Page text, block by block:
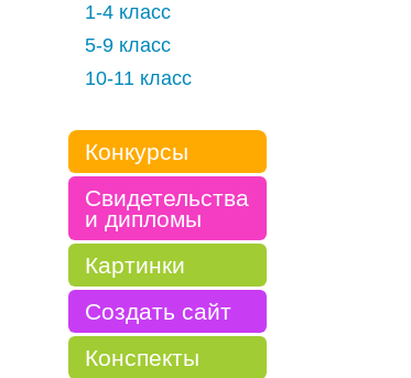
1-4 класс
5-9 класс
10-11 класс
Конкурсы
Свидетельства
и дипломы
Картинки
Создать сайт
Конспекты